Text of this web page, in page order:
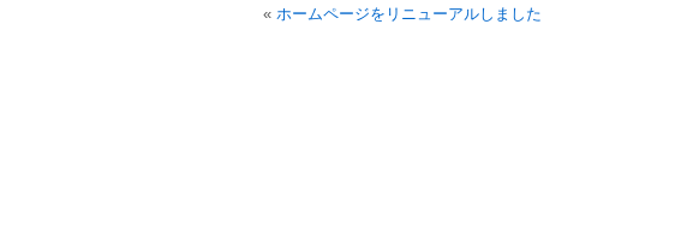
« ホームページをリニューアルしました